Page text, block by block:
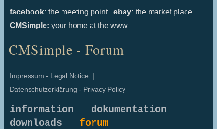
facebook: the meeting point ebay: the market place
CMSimple: your home at the www
CMSimple - Forum
Impressum - Legal Notice |
Datenschutzerklärung - Privacy Policy
information
dokumentation
downloads forum